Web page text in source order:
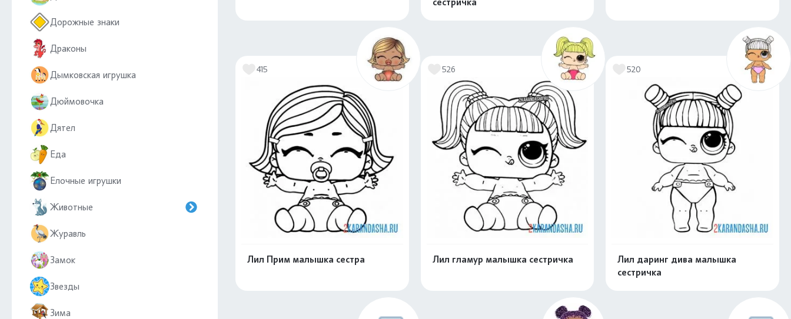
Дорожные знаки
Драконы
Дымковская игрушка
Дюймовочка
Дятел
Еда
Елочные игрушки
Животные
Журавль
Замок
Звезды
Зима
415
Лил Прим малышка сестра
526
Лил гламур малышка сестричка
520
Лил даринг дива малышка
сестричка